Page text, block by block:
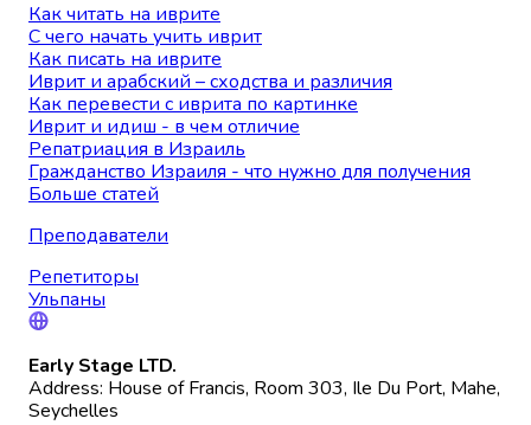
Как читать на иврите
С чего начать учить иврит
Как писать на иврите
Иврит и арабский – сходства и различия
Как перевести с иврита по картинке
Иврит и идиш - в чем отличие
Репатриация в Израиль
Гражданство Израиля - что нужно для получения
Больше статей
Преподаватели
Репетиторы
Ульпаны
Early Stage LTD.
Address: House of Francis, Room 303, Ile Du Port, Mahe,
Seychelles